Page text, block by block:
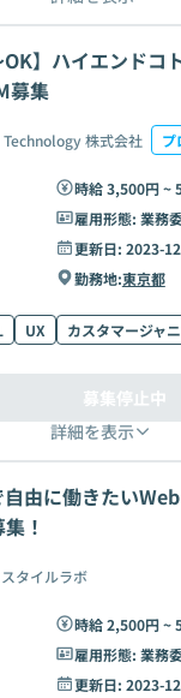
OK】ハイエンドコ
募集
株式会社 プ
時給 3,500円 ~
雇用形態: 業務
更新日: 2023-
勤務地:東京都
UX カスタマージャ
詳細を表示
募集停止中
由に働きたい
！
タイルラボ
時給 2,500円 ~
雇用形態: 業務
更新日: 2023-